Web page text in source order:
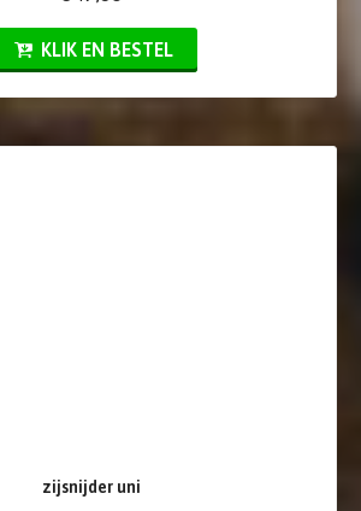
KLIK EN BESTEL
zijsnijder uni